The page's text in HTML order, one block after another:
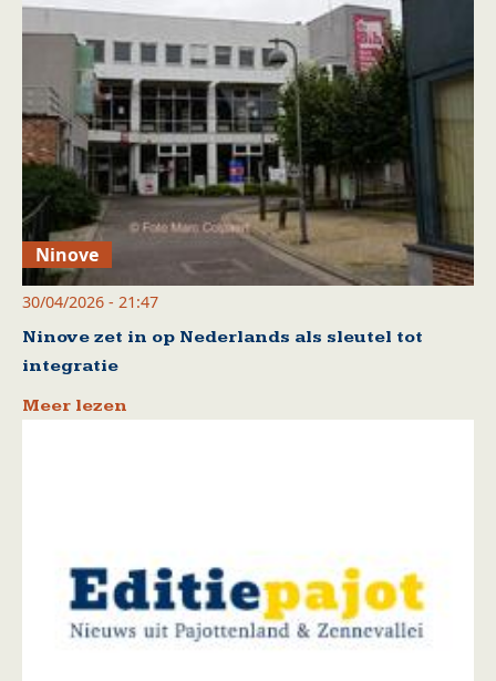
Ninove
30/04/2026 - 21:47
Ninove zet in op Nederlands als sleutel tot
integratie
Meer lezen